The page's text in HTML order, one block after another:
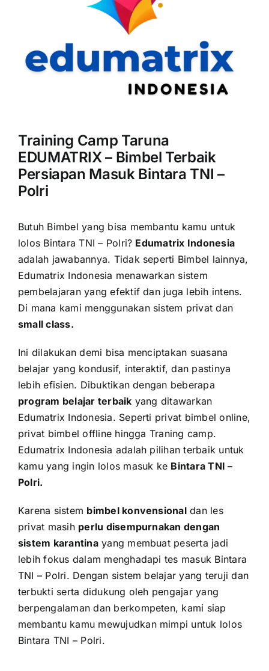
Training Camp Taruna
EDUMATRIX – Bimbel Terbaik
Persiapan Masuk Bintara TNI –
Polri
Butuh Bimbel yang bisa membantu kamu untuk
lolos Bintara TNI – Polri? Edumatrix Indonesia
adalah jawabannya. Tidak seperti Bimbel lainnya,
Edumatrix Indonesia menawarkan sistem
pembelajaran yang efektif dan juga lebih intens.
Di mana kami menggunakan sistem privat dan
small class.
Ini dilakukan demi bisa menciptakan suasana
belajar yang kondusif, interaktif, dan pastinya
lebih efisien. Dibuktikan dengan beberapa
program belajar terbaik yang ditawarkan
Edumatrix Indonesia. Seperti privat bimbel online,
privat bimbel offline hingga Traning camp.
Edumatrix Indonesia adalah pilihan terbaik untuk
kamu yang ingin lolos masuk ke Bintara TNI –
Polri.
Karena sistem bimbel konvensionaldan les
privat masih perlu disempurnakan dengan
sistem karantinayang membuat peserta jadi
lebih fokus dalam menghadapi tes masuk Bintara
TNI – Polri. Dengan sistem belajar yang teruji dan
terbukti serta didukung oleh pengajar yang
berpengalaman dan berkompeten, kami siap
membantu kamu mewujudkan mimpi untuk lolos
Bintara TNI – Polri.